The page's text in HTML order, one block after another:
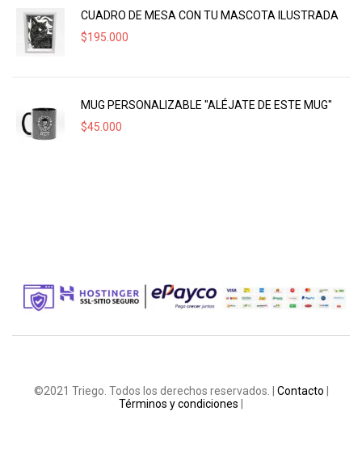
CUADRO DE MESA CON TU MASCOTA ILUSTRADA
$195.000
MUG PERSONALIZABLE "ALÉJATE DE ESTE MUG"
$45.000
©2021 Triego. Todos los derechos reservados. | Contacto
Términos y condiciones